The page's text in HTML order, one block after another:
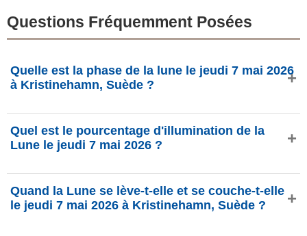
Questions Fréquemment Posées
Quelle est la phase de la lune le jeudi 7 mai 2026
à Kristinehamn, Suède ?
dans la phase Dernier quartier avec 68.81% d'illumination,
elle a 20.34 jours et se situe dans la constellation
Quel est le pourcentage d'illumination de la
Lune le jeudi 7 mai 2026 ?
68.81%, selon phasesmoon.com.
Quand la Lune se lève-t-elle et se couche-t-elle
le jeudi 7 mai 2026 à Kristinehamn, Suède ?